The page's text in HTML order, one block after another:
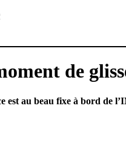
de
est au beau fixe à bord de